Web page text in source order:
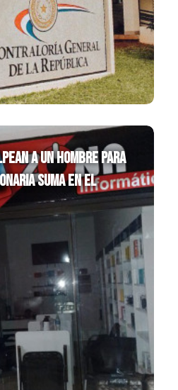
a un hombre para
suma en el